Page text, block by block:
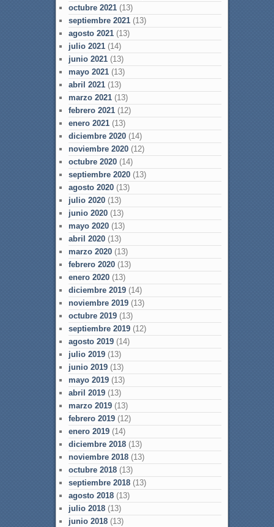
octubre 2021(13)
septiembre 2021(13)
agosto 2021(13)
julio 2021(14)
junio 2021(13)
mayo 2021(13)
abril 2021(13)
marzo 2021(13)
febrero 2021(12)
enero 2021(13)
diciembre 2020(14)
noviembre 2020(12)
octubre 2020(14)
septiembre 2020(13)
agosto 2020(13)
julio 2020(13)
junio 2020(13)
mayo 2020(13)
abril 2020(13)
marzo 2020(13)
febrero 2020(13)
enero 2020(13)
diciembre 2019(14)
noviembre 2019(13)
octubre 2019(13)
septiembre 2019(12)
agosto 2019(14)
julio 2019(13)
junio 2019(13)
mayo 2019(13)
abril 2019(13)
marzo 2019(13)
febrero 2019(12)
enero 2019(14)
diciembre 2018(13)
noviembre 2018(13)
octubre 2018(13)
septiembre 2018(13)
agosto 2018(13)
julio 2018(13)
junio 2018(13)